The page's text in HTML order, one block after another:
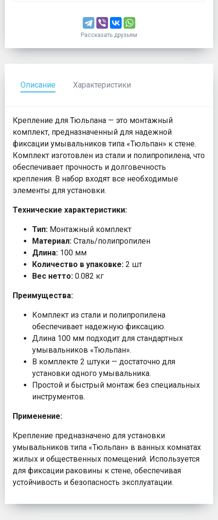
Рассказать друзьям
Описание Характеристики
Крепление для Тюльпана — это монтажный
комплект, предназначенный для надежной
фиксации умывальников типа «Тюльпан» к стене.
Комплект изготовлен из стали и полипропилена, что
обеспечивает прочность и долговечность
крепления. В набор входят все необходимые
элементы для установки.
Технические характеристики:
Тип: Монтажный комплект
Материал: Сталь/полипропилен
Длина: 100 мм
Количество в упаковке: 2 шт
Вес нетто: 0.082 кг
Преимущества:
Комплект из стали и полипропилена
обеспечивает надежную фиксацию.
Длина 100 мм подходит для стандартных
умывальников «Тюльпан».
В комплекте 2 штуки — достаточно для
установки одного умывальника.
Простой и быстрый монтаж без специальных
инструментов.
Применение:
Крепление предназначено для установки
умывальников типа «Тюльпан» в ванных комнатах
жилых и общественных помещений. Используется
для фиксации раковины к стене, обеспечивая
устойчивость и безопасность эксплуатации.